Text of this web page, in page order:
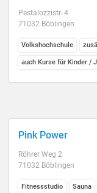
Pestalozzistr. 4
71032 Böblingen
Volkshochschule
auch Kurse für Kinder /
Pink Power
Röhrer Weg 2
71032 Böblingen
Fitnessstudio Sauna